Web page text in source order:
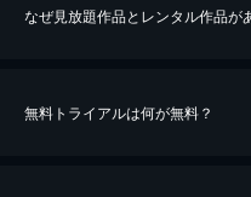
なぜ見放題作品とレンタル作品が
無料トライアルは何が無料？